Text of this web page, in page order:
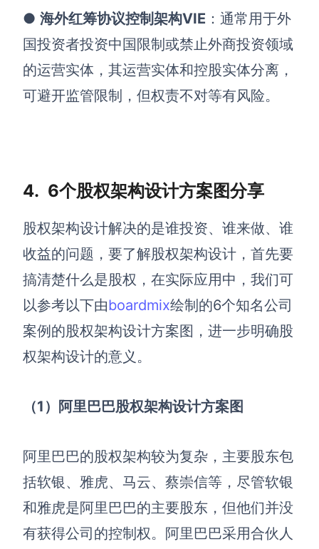
● 海外红筹协议控制架构VIE ：通常用于外
国投资者投资中国限制或禁止外商投资领域
的运营实体，其运营实体和控股实体分离，
可避开监管限制，但权责不对等有风险。
4. 6个股权架构设计方案图分享
股权架构设计解决的是谁投资、谁来做、谁
收益的问题，要了解股权架构设计，首先要
搞清楚什么是股权，在实际应用中，我们可
以参考以下由boardmix绘制的6个知名公司
案例的股权架构设计方案图，进一步明确股
权架构设计的意义。
（1）阿里巴巴股权架构设计方案图
阿里巴巴的股权架构较为复杂，主要股东包
括软银、雅虎、马云、蔡崇信等，尽管软银
和雅虎是阿里巴巴的主要股东，但他们并没
有获得公司的控制权。阿里巴巴采用合伙人